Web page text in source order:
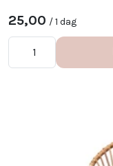
25,00 / 1 dag